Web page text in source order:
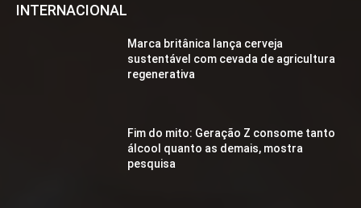
INTERNACIONAL
Marca britânica lança cerveja
sustentável com cevada de agricultura
regenerativa
Fim do mito: Geração Z consome tanto
álcool quanto as demais, mostra
pesquisa